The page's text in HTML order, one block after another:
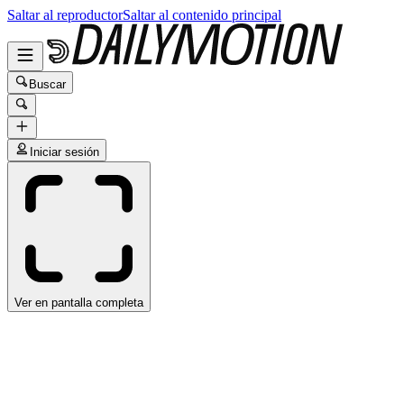
Saltar al reproductorSaltar al contenido principal
Buscar
Iniciar sesión
Ver en pantalla completa